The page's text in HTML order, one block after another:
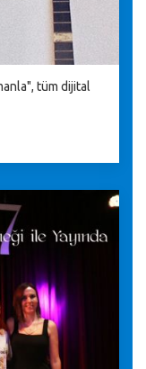
tüm dijital